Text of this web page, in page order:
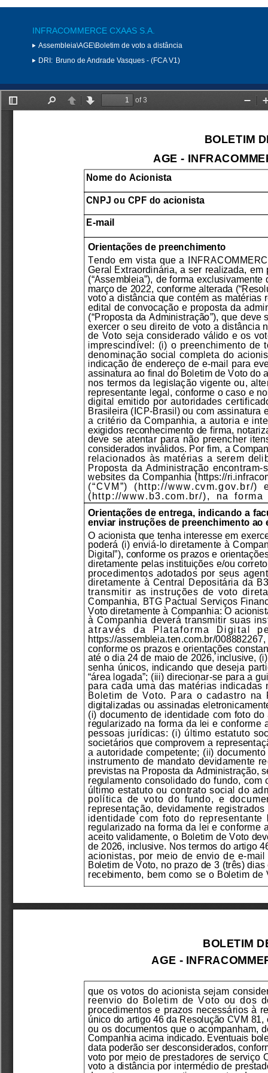
INFRACOMMERCE CXAAS S.A.
Assembleia\AGE\Boletim de voto a distância
DRI: Bruno de Andrade Vasques - (FCA V1)